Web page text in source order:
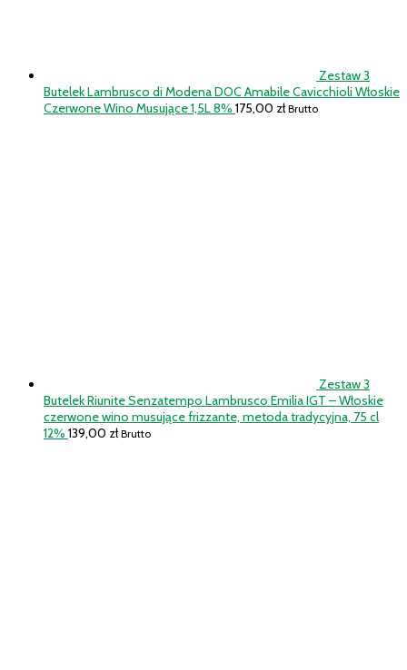
Zestaw 3
Butelek Lambrusco di Modena DOC Amabile Cavicchioli Włoskie
Czerwone Wino Musujące 1,5L 8% 175,00 zł Brutto
Zestaw 3
Butelek Riunite Senzatempo Lambrusco Emilia IGT – Włoskie
czerwone wino musujące frizzante, metoda tradycyjna, 75 cl
12% 139,00 zł Brutto